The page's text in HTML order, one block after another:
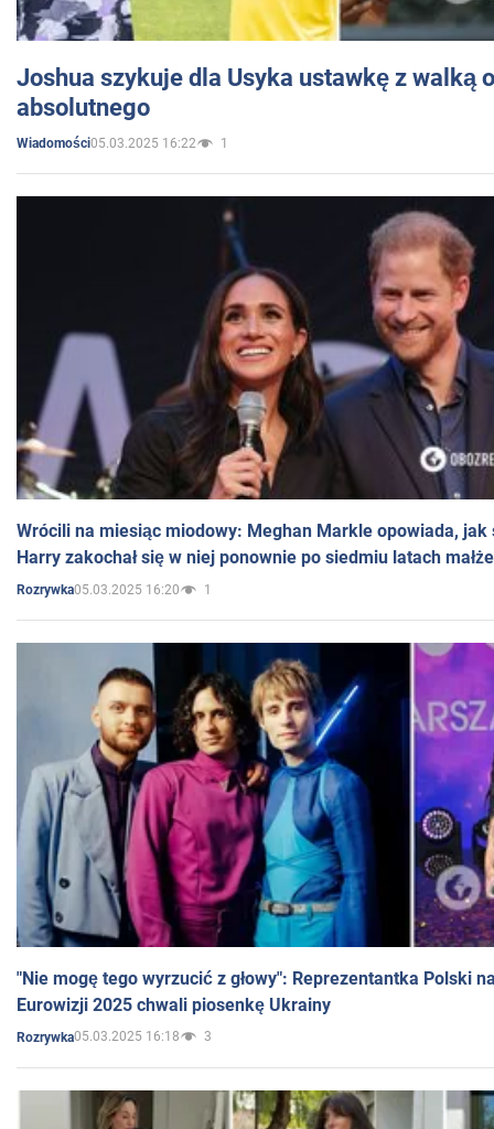
Joshua szykuje dla Usyka ustawkę z walką
absolutnego
Wiadomości05.03.2025 16:22 1
Wrócili na miesiąc miodowy: Meghan Markle opowiada, jak
Harry zakochał się w niej ponownie po siedmiu latach
Rozrywka05.03.2025 16:20 1
"Nie mogę tego wyrzucić z głowy": Reprezentantka Polski
Eurowizji 2025 chwali piosenkę Ukrainy
Rozrywka05.03.2025 16:18 3